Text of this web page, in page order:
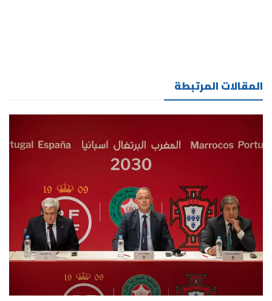
المقالات المرتبطة